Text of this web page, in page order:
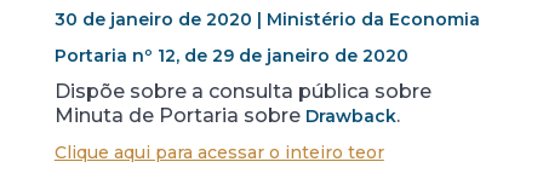
30 de janeiro de 2020 | Ministério da Economia
Portaria nº 12, de 29 de janeiro de 2020
Dispõe sobre a consulta pública sobre
Minuta de Portaria sobre Drawback.
Clique aqui para acessar o inteiro teor